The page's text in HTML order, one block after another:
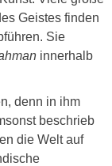
Geistes finden
Sie
innerhalb
denn in ihm
beschrieb
die Welt auf